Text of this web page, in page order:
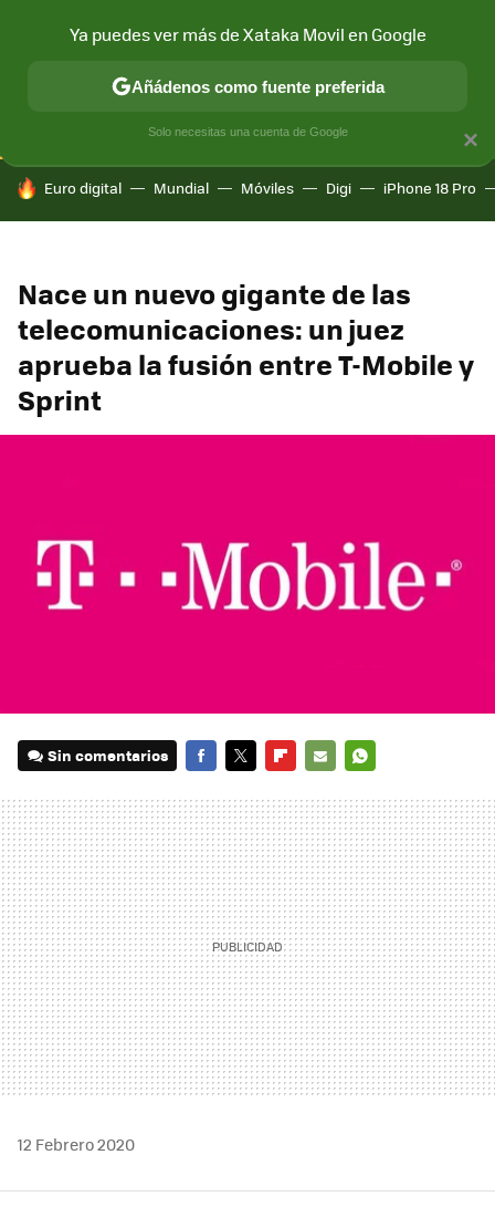
CONECTIVIDAD MÓVIL Y SOCIEDAD APLICACIONES
HOY SE HABLA DE
Euro digital Mundial Móviles Digi iPhone 18 Pro
Nace un nuevo gigante de las
telecomunicaciones: un juez
aprueba la fusión entre T-Mobile y
Sprint
Sin comentarios
MAIL
12 Febrero 2020
×
Ya puedes ver más de Xataka Movil en Google
Añádenos como fuente preferida
Solo necesitas una cuenta de Google